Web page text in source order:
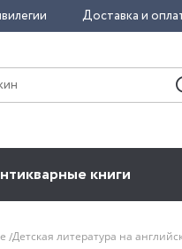
Доставка и
книги
Детская литература на